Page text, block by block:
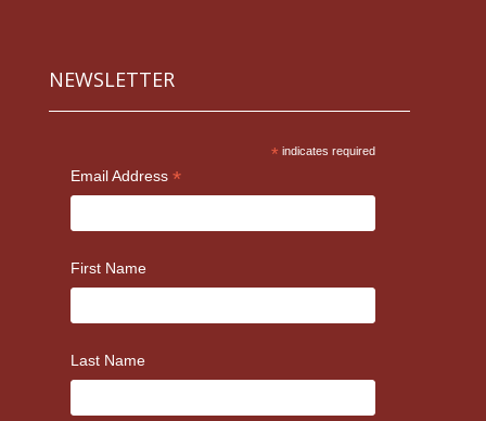
NEWSLETTER
* indicates required
Email Address *
First Name
Last Name